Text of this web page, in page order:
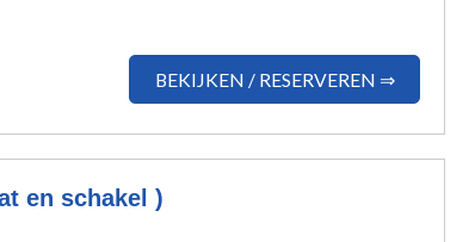
BEKIJKEN / RESERVEREN ⇒
en schakel )